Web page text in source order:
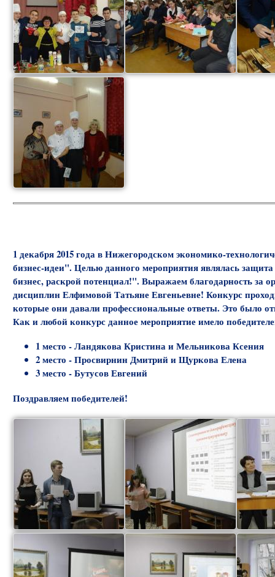
1 декабря 2015 года в Нижегородском экономико-
бизнес-идеи". Целью данного мероприятия являлась
бизнес, раскрой потенциал!". Выражаем благодарность за
дисциплин Елфимовой Татьяне Евгеньевне! Конкурс
которые они давали профессиональные ответы. Это было
Как и любой конкурс данное мероприятие имело
1 место - Ландякова Кристина и Мельникова Ксения
2 место - Просвирнин Дмитрий и Щуркова Елена
3 место - Бутусов Евгений
Поздравляем победителей!